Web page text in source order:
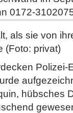
als sie von
(Foto: privat)
Polizei-
hübsches